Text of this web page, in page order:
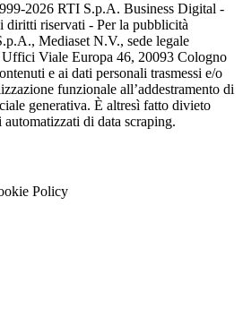
2026 RTI S.p.A. Business Digital -
diritti riservati - Per la pubblicità
Mediaset N.V., sede legale
Uffici Viale Europa 46, 20093 Cologno
e ai dati personali trasmessi e/o
funzionale all’addestramento di
generativa. È altresì fatto divieto
di data scraping.
Policy